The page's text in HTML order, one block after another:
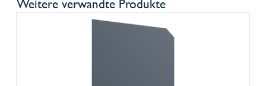
Weitere verwandte Produkte